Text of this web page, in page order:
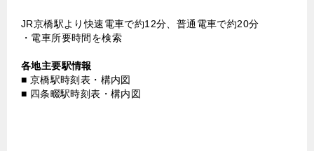
JR京橋駅より快速電車で約12分、普通電車で約20分
・ 電車所要時間を検索
各地主要駅情報
■ 京橋駅時刻表・構内図
■ 四条畷駅時刻表・構内図